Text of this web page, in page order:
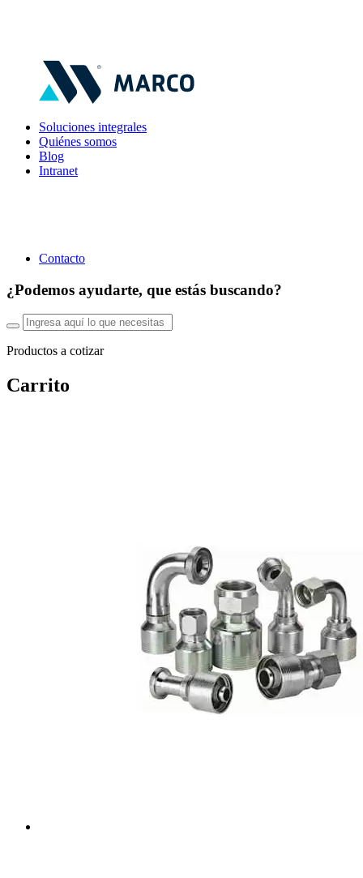
Soluciones integrales
Quiénes somos
Blog
Intranet
Contacto
¿Podemos ayudarte, que estás buscando?
Productos a cotizar
Carrito